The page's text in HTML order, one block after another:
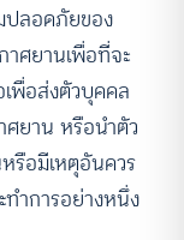
ปลอดภัยของ
ศยานเพื่อที่จะ
เพื่อส่งตัวบุคคล
ศยาน หรือนำตัว
รือมีเหตุอันควร
ำการอย่างหนึ่ง